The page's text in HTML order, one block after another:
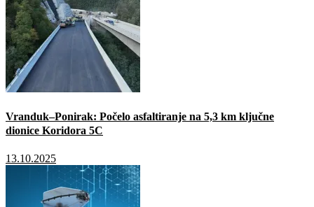
Vranduk–Ponirak: Počelo asfaltiranje na 5,3 km ključne
dionice Koridora 5C
13.10.2025